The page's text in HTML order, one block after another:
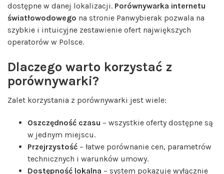
dostępne w danej lokalizacji. Porównywarka internetu
światłowodowego na stronie Panwybierak pozwala na
szybkie i intuicyjne zestawienie ofert największych
operatorów w Polsce.
Dlaczego warto korzystać z
porównywarki?
Zalet korzystania z porównywarki jest wiele:
Oszczędność czasu – wszystkie oferty dostępne są
w jednym miejscu.
Przejrzystość – łatwe porównanie cen, parametrów
technicznych i warunków umowy.
Dostępność lokalna – system pokazuje wyłącznie